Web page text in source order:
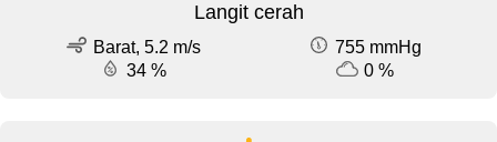
Langit cerah
Barat, 5.2 m/s
755 mmHg
34 %
0 %